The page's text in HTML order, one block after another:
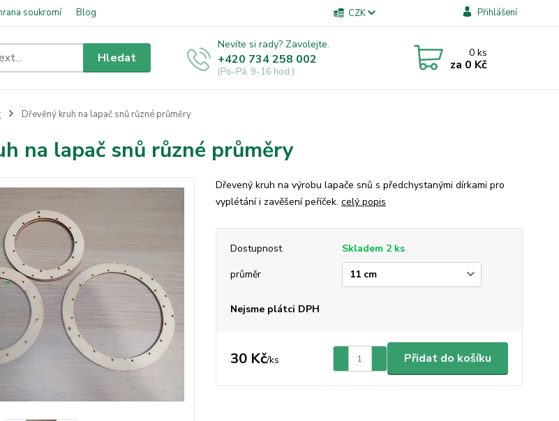
soukromí Blog CZK Přihlášení
Hledat
Nevíte si rady? Zavolejte.
+420 734 258 002
(Po-Pá, 9-16 hod.)
0ks
za 0 Kč
Dřevěný kruh na lapač snů různé průměry
na lapač snů různé průměry
Dřevený kruh na výrobu lapače snů s předchystanými dírkami pro
vyplétání i zavěšení peříček. celý popis
Dostupnost
Skladem 2 ks
průměr
Nejsme plátci DPH
30 Kč/ks Přidat do košíku